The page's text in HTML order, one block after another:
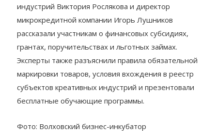
Фёдоров, руководитель центра креативных
индустрий Виктория Рослякова и директор
микрокредитной компании Игорь Лушников
рассказали участникам о финансовых субсидиях,
грантах, поручительствах и льготных займах.
Эксперты также разъяснили правила обязательной
маркировки товаров, условия вхождения в реестр
субъектов креативных индустрий и презентовали